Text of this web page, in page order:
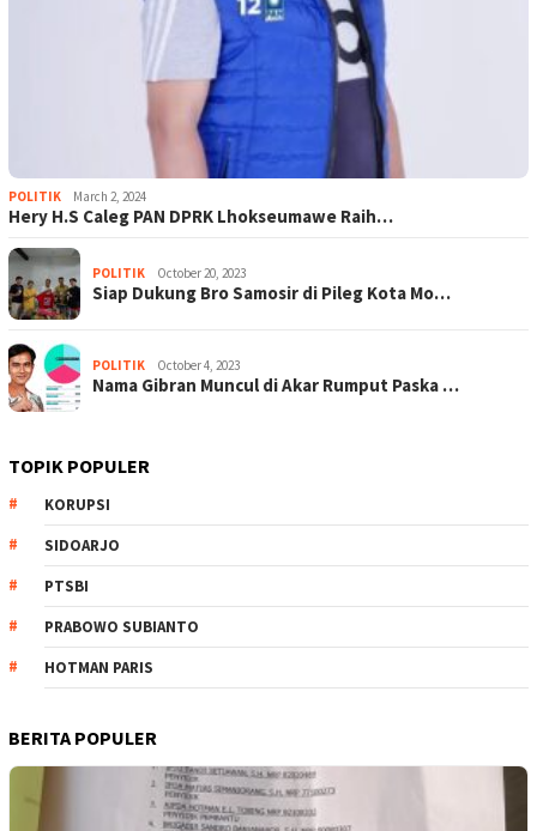
POLITIK March 2, 2024
Hery H.S Caleg PAN DPRK Lhokseumawe Raih…
POLITIK October 20, 2023
Siap Dukung Bro Samosir di Pileg Kota Mo…
POLITIK October 4, 2023
Nama Gibran Muncul di Akar Rumput Paska …
TOPIK POPULER
KORUPSI
SIDOARJO
PTSBI
PRABOWO SUBIANTO
HOTMAN PARIS
BERITA POPULER